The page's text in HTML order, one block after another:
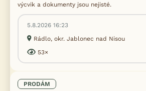
výcvik a dokumenty jsou nejisté.
5.8.2026 16:23
Rádlo, okr. Jablonec nad Nisou
53×
PRODÁM